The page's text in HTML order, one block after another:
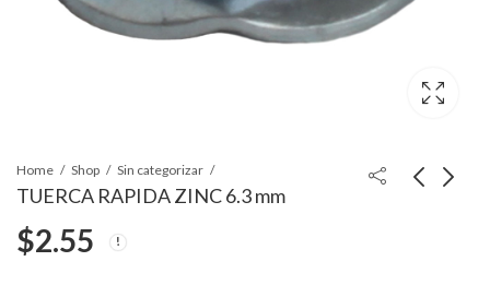
Home Shop Sin categorizar
TUERCA RAPIDA ZINC 6.3 mm
$2.55